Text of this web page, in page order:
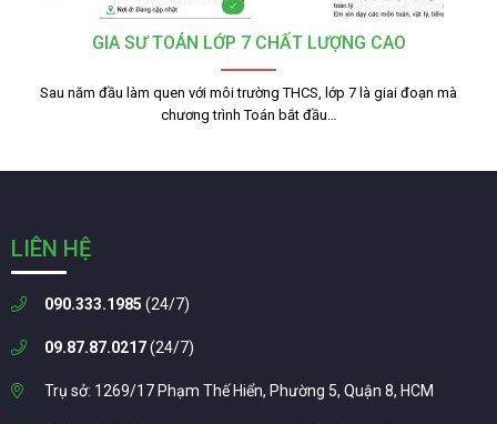
GIA SƯ TOÁN LỚP 7 CHẤT LƯỢNG CAO
Sau năm đầu làm quen với môi trường THCS, lớp 7 là giai đoạn mà
chương trình Toán bắt đầu…
LIÊN HỆ
090.333.1985 (24/7)
09.87.87.0217(24/7)
Trụ sở: 1269/17 Phạm Thế Hiển, Phường 5, Quận 8, HCM